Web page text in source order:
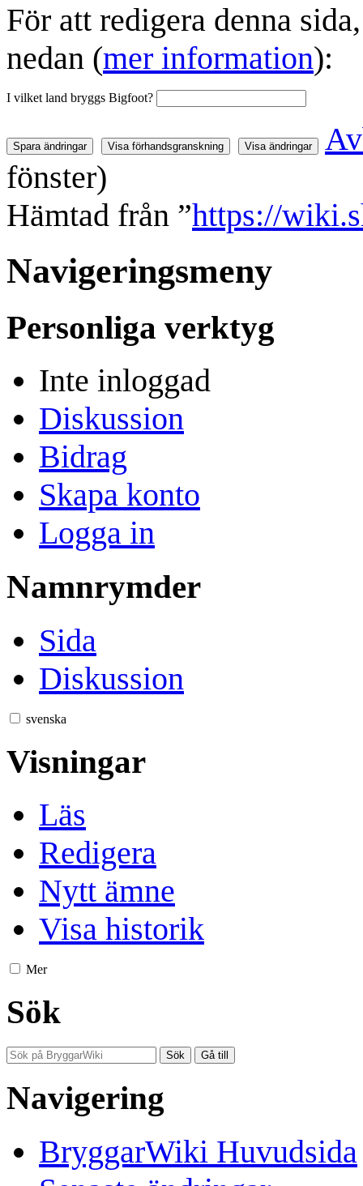
För att redigera denna
nedan (mer information):
I vilket land bryggs Bigfoot?
fönster)
Hämtad från ”https://
Navigeringsmeny
Personliga verktyg
Inte inloggad
Diskussion
Bidrag
Skapa konto
Logga in
Namnrymder
Sida
Diskussion
svenska
Visningar
Läs
Redigera
Nytt ämne
Visa historik
Mer
Sök
Navigering
BryggarWiki Huvudsida